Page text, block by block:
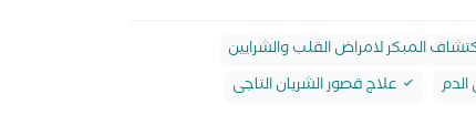
المبكر لامراض القلب والشرايين
علاج قصور الشريان التاجى